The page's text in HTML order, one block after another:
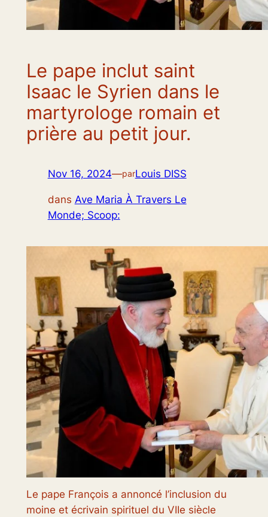
Le pape inclut saint
Isaac le Syrien dans le
martyrologe romain et
prière au petit jour.
Nov 16, 2024—parLouis DISS
dans Ave Maria À Travers Le
Monde; Scoop:
Le pape François a annoncé l’inclusion du
moine et écrivain spirituel du VIIe siècle